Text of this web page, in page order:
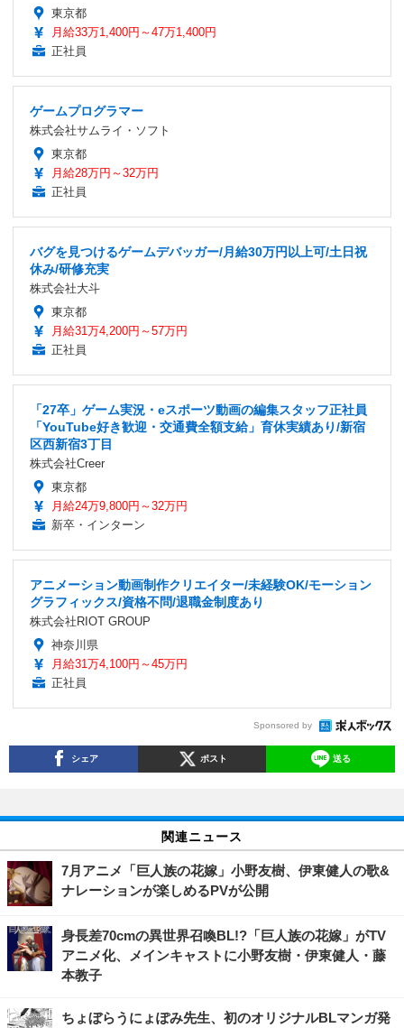
東京都
月給33万1,400円～47万1,400円
正社員
ゲームプログラマー
株式会社サムライ・ソフト
東京都
月給28万円～32万円
正社員
バグを見つけるゲームデバッガー/月給30万円以上可/土日祝
休み/研修充実
株式会社大斗
東京都
月給31万4,200円～57万円
正社員
「27卒」ゲーム実況・eスポーツ動画の編集スタッフ正社員
「YouTube好き歓迎・交通費全額支給」育休実績あり/新宿
区西新宿3丁目
株式会社Creer
東京都
月給24万9,800円～32万円
新卒・インターン
アニメーション動画制作クリエイター/未経験OK/モーション
グラフィックス/資格不問/退職金制度あり
株式会社RIOT GROUP
神奈川県
月給31万4,100円～45万円
正社員
Sponsored by
シェア ポスト 送る
関連ニュース
7月アニメ「巨人族の花嫁」小野友樹、伊東健人の歌&
ナレーションが楽しめるPVが公開
身長差70cmの異世界召喚BL!?「巨人族の花嫁」がTV
アニメ化、メインキャストに小野友樹・伊東健人・藤
本教子
ちょぼらうにょぽみ先生、初のオリジナルBLマンガ発